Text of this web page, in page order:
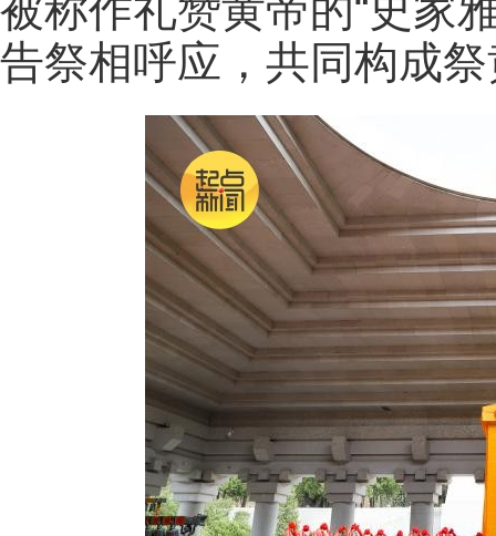
被称作礼赞黄帝的“史家
告祭相呼应，共同构成